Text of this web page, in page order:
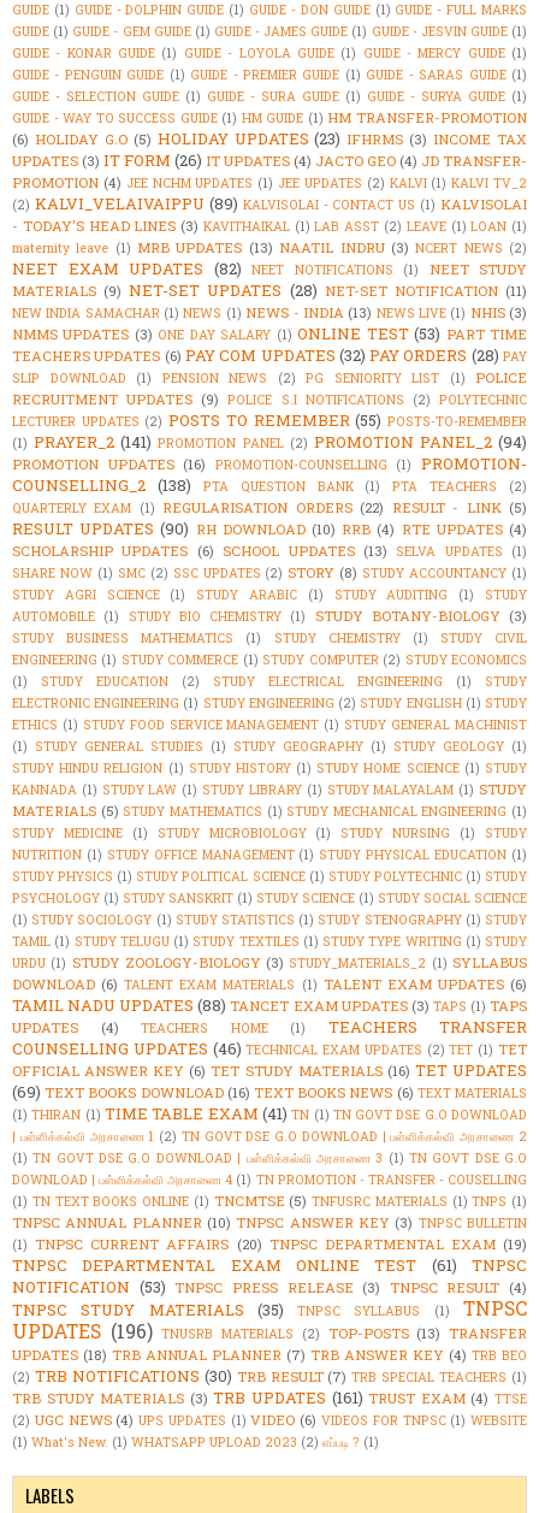
GUIDE (1) GUIDE - DOLPHIN GUIDE (1) GUIDE - DON GUIDE (1) GUIDE - FULL MARKS
GUIDE (1) GUIDE - GEM GUIDE (1) GUIDE - JAMES GUIDE (1) GUIDE - JESVIN GUIDE (1)
GUIDE - KONAR GUIDE (1) GUIDE - LOYOLA GUIDE (1) GUIDE - MERCY GUIDE (1)
GUIDE - PENGUIN GUIDE (1) GUIDE - PREMIER GUIDE (1) GUIDE - SARAS GUIDE (1)
GUIDE - SELECTION GUIDE (1) GUIDE - SURA GUIDE (1) GUIDE - SURYA GUIDE (1)
GUIDE - WAY TO SUCCESS GUIDE (1) HM GUIDE (1) HM TRANSFER-PROMOTION
(6) HOLIDAY G.O (5) HOLIDAY UPDATES (23) IFHRMS (3) INCOME TAX
UPDATES (3) IT FORM (26) IT UPDATES (4) JACTO GEO (4) JD TRANSFER-
PROMOTION (4) JEE NCHM UPDATES (1) JEE UPDATES (2) KALVI (1) KALVI TV_2
(2) KALVI_VELAIVAIPPU (89) KALVISOLAI - CONTACT US (1) KALVISOLAI
- TODAY'S HEAD LINES (3) KAVITHAIKAL (1) LAB ASST (2) LEAVE (1) LOAN (1)
maternity leave (1) MRB UPDATES (13) NAATIL INDRU (3) NCERT NEWS (2)
NEET EXAM UPDATES (82) NEET NOTIFICATIONS (1)
NEET STUDY
MATERIALS (9) NET-SET UPDATES (28) NET-SET NOTIFICATION (11)
NEW INDIA SAMACHAR (1) NEWS (1) NEWS - INDIA (13) NEWS LIVE (1) NHIS (3)
NMMS UPDATES (3) ONE DAY SALARY (1) ONLINE TEST (53) PART TIME
TEACHERS UPDATES (6) PAY COM UPDATES (32) PAY ORDERS (28) PAY
SLIP DOWNLOAD
(1) PENSION NEWS (2) PG SENIORITY LIST (1)
POLICE
RECRUITMENT UPDATES (9) POLICE S.I NOTIFICATIONS (2) POLYTECHNIC
LECTURER UPDATES (2) POSTS TO REMEMBER (55) POSTS-TO-REMEMBER
(1) PRAYER_2 (141) PROMOTION PANEL (2) PROMOTION PANEL_2 (94)
PROMOTION UPDATES (16) PROMOTION-COUNSELLING (1)
PROMOTION-
COUNSELLING_2 (138) PTA QUESTION BANK (1) PTA TEACHERS
(2)
QUARTERLY EXAM (1) REGULARISATION ORDERS (22) RESULT - LINK (5)
RESULT UPDATES (90) RH DOWNLOAD (10) RRB (4) RTE UPDATES (4)
SCHOLARSHIP UPDATES (6) SCHOOL UPDATES (13) SELVA UPDATES
(1)
SHARE NOW (1) SMC (2) SSC UPDATES (2) STORY (8) STUDY ACCOUNTANCY (1)
STUDY AGRI SCIENCE
(1) STUDY ARABIC (1) STUDY AUDITING (1)
STUDY
AUTOMOBILE (1) STUDY BIO CHEMISTRY (1) STUDY BOTANY-BIOLOGY (3)
STUDY BUSINESS MATHEMATICS (1) STUDY CHEMISTRY (1)
STUDY CIVIL
ENGINEERING (1) STUDY COMMERCE (1) STUDY COMPUTER (2) STUDY ECONOMICS
(1)
STUDY EDUCATION (2) STUDY ELECTRICAL ENGINEERING (1)
STUDY
ELECTRONIC ENGINEERING (1) STUDY ENGINEERING (2) STUDY ENGLISH (1) STUDY
ETHICS (1) STUDY FOOD SERVICE MANAGEMENT (1) STUDY GENERAL MACHINIST
(1) STUDY GENERAL STUDIES (1) STUDY GEOGRAPHY (1) STUDY GEOLOGY (1)
STUDY HINDU RELIGION (1) STUDY HISTORY (1) STUDY HOME SCIENCE (1) STUDY
KANNADA (1) STUDY LAW (1) STUDY LIBRARY (1) STUDY MALAYALAM (1) STUDY
MATERIALS (5) STUDY MATHEMATICS (1) STUDY MECHANICAL ENGINEERING (1)
STUDY MEDICINE
(1) STUDY MICROBIOLOGY (1) STUDY NURSING (1)
STUDY
NUTRITION (1) STUDY OFFICE MANAGEMENT (1) STUDY PHYSICAL EDUCATION (1)
STUDY PHYSICS (1) STUDY POLITICAL SCIENCE (1) STUDY POLYTECHNIC (1) STUDY
PSYCHOLOGY (1) STUDY SANSKRIT (1) STUDY SCIENCE (1) STUDY SOCIAL SCIENCE
(1) STUDY SOCIOLOGY (1) STUDY STATISTICS (1) STUDY STENOGRAPHY (1) STUDY
TAMIL (1) STUDY TELUGU (1) STUDY TEXTILES (1) STUDY TYPE WRITING (1) STUDY
URDU (1) STUDY ZOOLOGY-BIOLOGY (3) STUDY_MATERIALS_2 (1) SYLLABUS
DOWNLOAD (6) TALENT EXAM MATERIALS (1) TALENT EXAM UPDATES (6)
TAMIL NADU UPDATES (88) TANCET EXAM UPDATES (3) TAPS (1) TAPS
UPDATES
(4) TEACHERS HOME (1)
TEACHERS TRANSFER
COUNSELLING UPDATES (46) TECHNICAL EXAM UPDATES (2) TET (1) TET
OFFICIAL ANSWER KEY (6) TET STUDY MATERIALS (16) TET UPDATES
(69) TEXT BOOKS DOWNLOAD (16) TEXT BOOKS NEWS (6) TEXT MATERIALS
(1) THIRAN (1) TIME TABLE EXAM (41) TN (1) TN GOVT DSE G.O DOWNLOAD
| பள்ளிக்கல்வி அரசாணை 1 (2) TN GOVT DSE G.O DOWNLOAD | பள்ளிக்கல்வி அரசாணை 2
(1) TN GOVT DSE G.O DOWNLOAD | பள்ளிக்கல்வி அரசாணை 3 (1) TN GOVT DSE G.O
DOWNLOAD | பள்ளிக்கல்வி அரசாணை 4 (1) TN PROMOTION - TRANSFER - COUSELLING
(1) TN TEXT BOOKS ONLINE (1) TNCMTSE (5) TNFUSRC MATERIALS (1) TNPS (1)
TNPSC ANNUAL PLANNER (10) TNPSC ANSWER KEY (3) TNPSC BULLETIN
(1) TNPSC CURRENT AFFAIRS (20) TNPSC DEPARTMENTAL EXAM (19)
TNPSC DEPARTMENTAL EXAM ONLINE TEST (61)
TNPSC
NOTIFICATION (53) TNPSC PRESS RELEASE (3) TNPSC RESULT (4)
TNPSC STUDY MATERIALS (35) TNPSC SYLLABUS (1)
TNPSC
UPDATES (196) TNUSRB MATERIALS (2) TOP-POSTS (13) TRANSFER
UPDATES (18) TRB ANNUAL PLANNER (7) TRB ANSWER KEY (4) TRB BEO
(2) TRB NOTIFICATIONS (30) TRB RESULT (7) TRB SPECIAL TEACHERS (1)
TRB STUDY MATERIALS (3) TRB UPDATES (161) TRUST EXAM (4) TTSE
(2) UGC NEWS (4) UPS UPDATES (1) VIDEO (6) VIDEOS FOR TNPSC (1) WEBSITE
(1) What's New. (1) WHATSAPP UPLOAD 2023 (2) எப்படி ? (1)
LABELS